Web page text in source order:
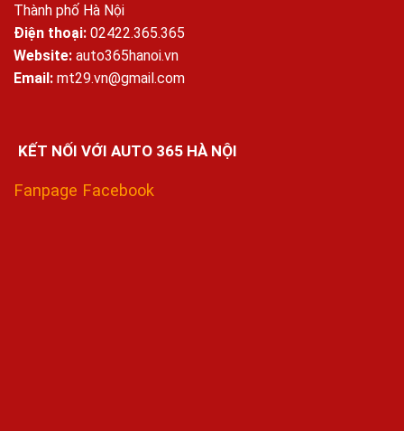
Thành phố Hà Nội
Điện thoại: 02422.365.365
Website: auto365hanoi.vn
Email: mt29.vn@gmail.com
KẾT NỐI VỚI AUTO 365 HÀ NỘI
Fanpage Facebook